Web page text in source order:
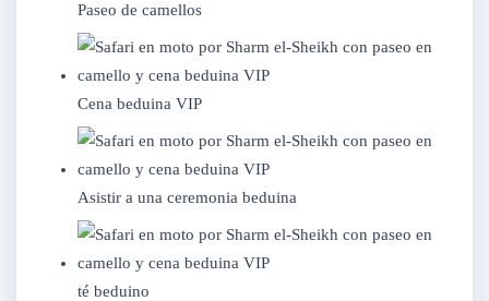
Paseo de camellos
Cena beduina VIP
Asistir a una ceremonia beduina
té beduino